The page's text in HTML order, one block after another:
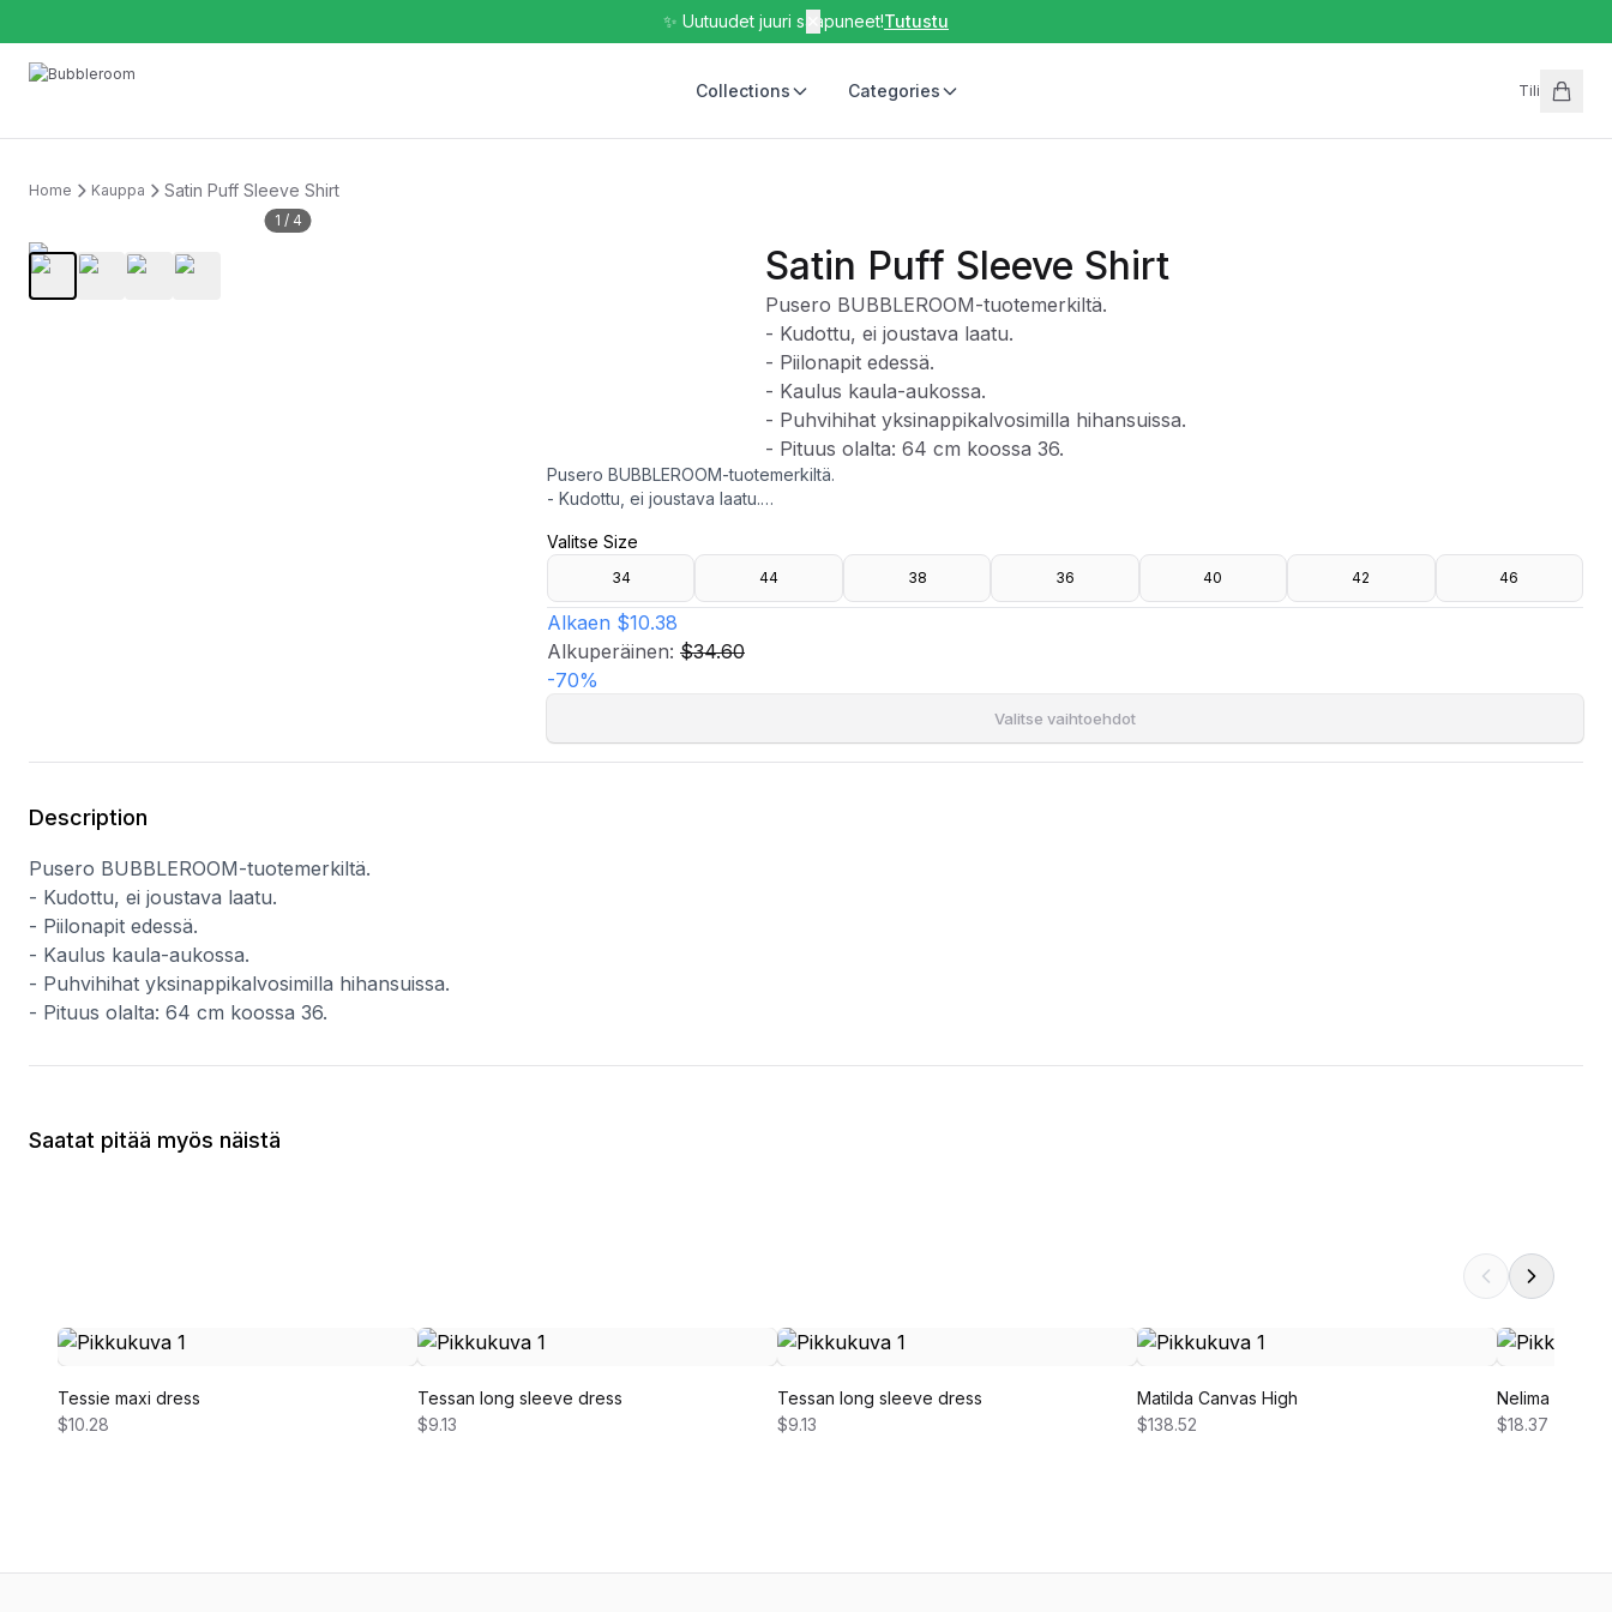
✨ Uutuudet juuri saapuneet!Tutustu
Collections Categories Tili
Home Kauppa Satin Puff Sleeve Shirt
1 / 4
Satin Puff Sleeve Shirt
Pusero BUBBLEROOM-tuotemerkiltä.
- Kudottu, ei joustava laatu.
- Piilonapit edessä.
- Kaulus kaula-aukossa.
- Puhvihihat yksinappikalvosimilla hihansuissa.
- Pituus olalta: 64 cm koossa 36.
Pusero BUBBLEROOM-tuotemerkiltä.
- Kudottu, ei joustava laatu.
- Kaulus kaula-aukossa.
- Puhvihihat yksinappikalvosimilla hihansuissa.
- Pituus olalta: 64 cm koossa 36.
Valitse Size
34 44 38 36 40 42 46
Alkaen $10.38
Alkuperäinen: $34.60
-70%
Valitse vaihtoehdot
Description
Pusero BUBBLEROOM-tuotemerkiltä.
- Kudottu, ei joustava laatu.
- Piilonapit edessä.
- Kaulus kaula-aukossa.
- Puhvihihat yksinappikalvosimilla hihansuissa.
- Pituus olalta: 64 cm koossa 36.
Saatat pitää myös näistä
Tessie maxi dress
$10.28
Tessan long sleeve dress
$9.13
Tessan long sleeve dress
$9.13
Matilda Canvas High
$138.52
Nelima Dress
$18.37